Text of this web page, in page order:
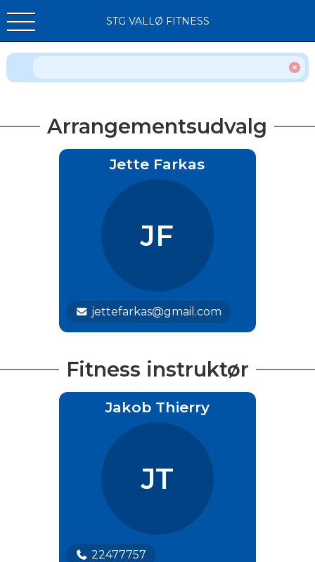
STG VALLØ FITNESS
Arrangementsudvalg
Jette Farkas
JF
jettefarkas@gmail.com
Fitness instruktør
Jakob Thierry
JT
22477757